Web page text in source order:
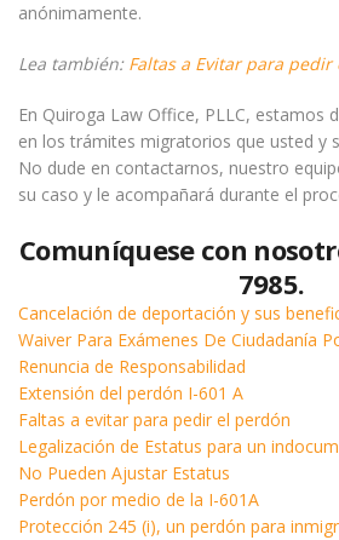
anónimamente.
Lea también: Faltas a Evitar para
En Quiroga Law Office, PLLC, estamos
en los trámites migratorios que usted y
No dude en contactarnos, nuestro
su caso y le acompañará durante el
Comuníquese con
7985.
Cancelación de deportación y sus
Waiver Para Exámenes De Ciudadanía
Renuncia de Responsabilidad
Extensión del perdón I-601 A
Faltas a evitar para pedir el perdón
Legalización de Estatus para un
No Pueden Ajustar Estatus
Perdón por medio de la I-601A
Protección 245 (i), un perdón para